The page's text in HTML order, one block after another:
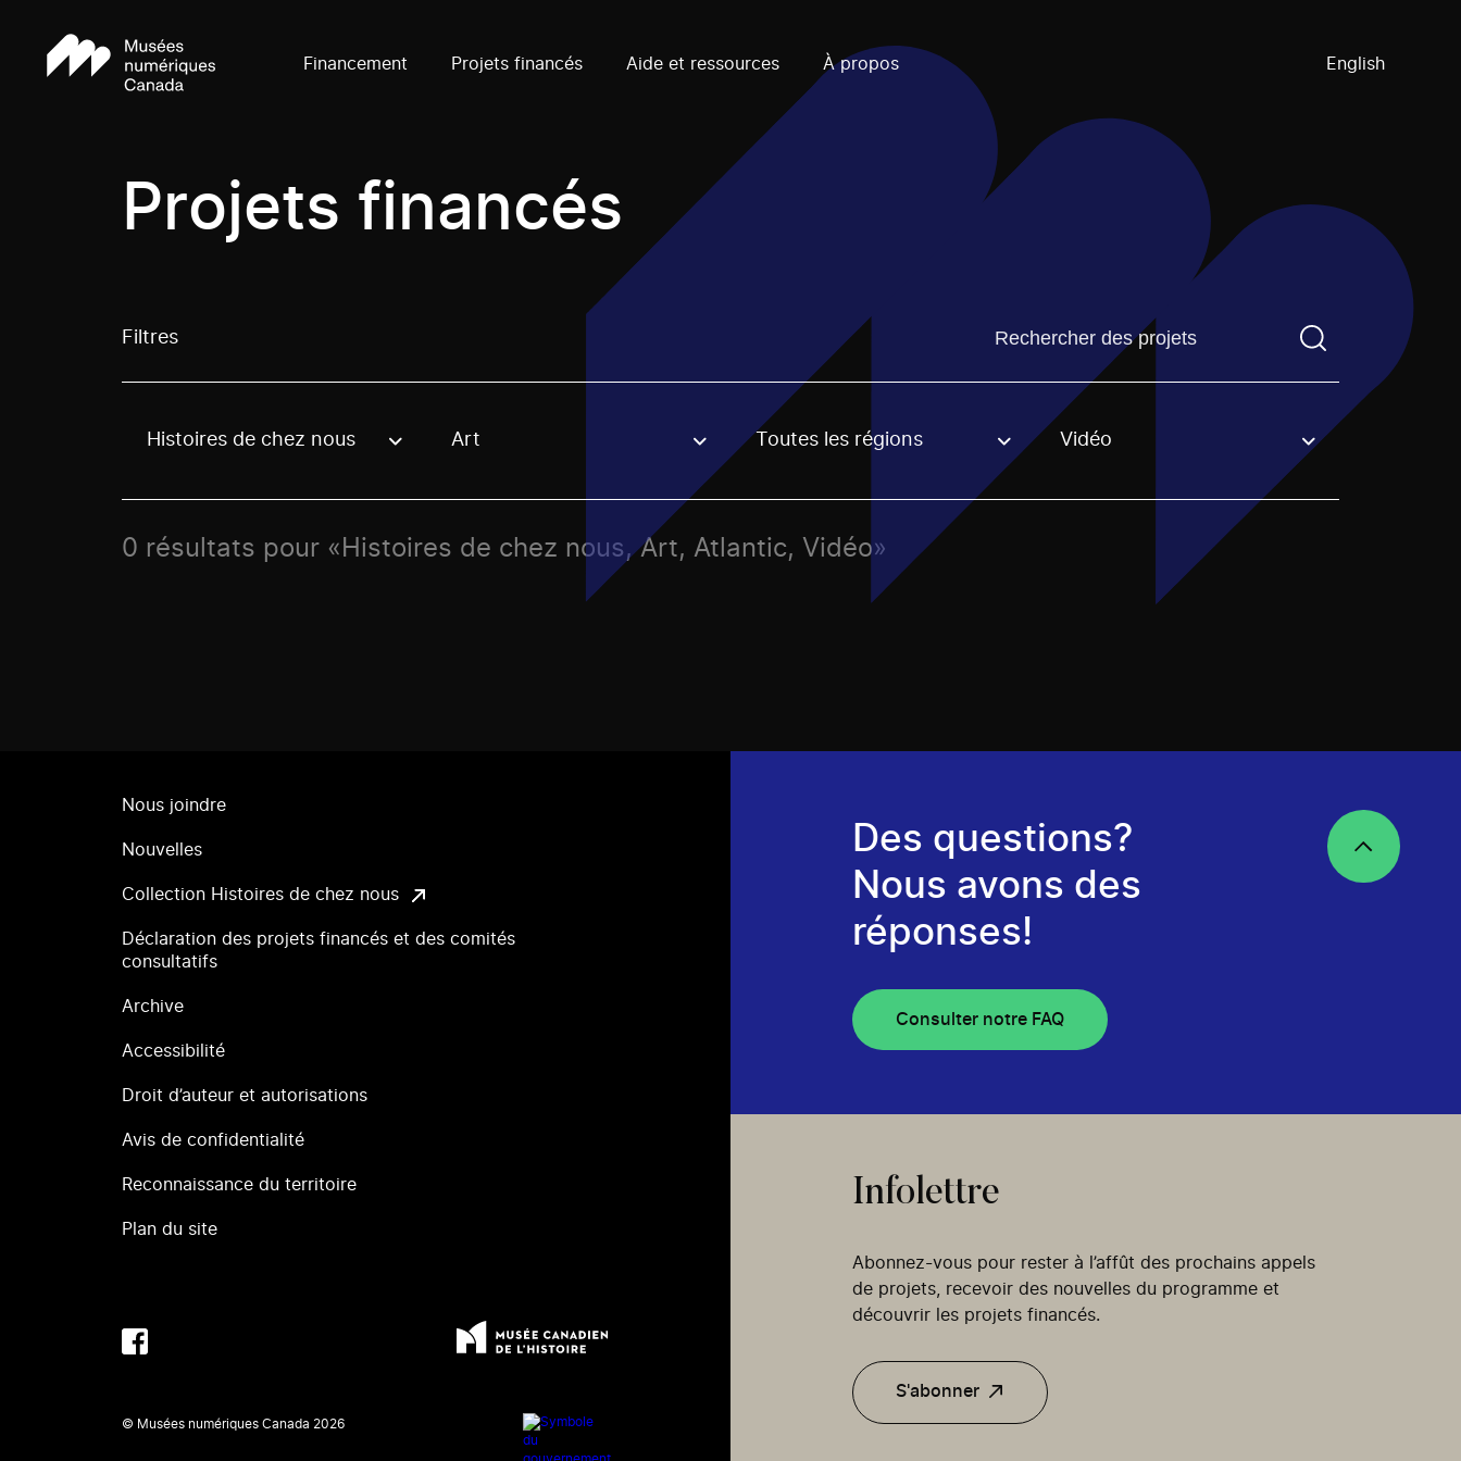
Financement Projets financés Aide et ressources À propos English
Projets financés
Filtres Trouvez un projetVous devez saisir un terme de
Use these options to filter projects by topic, stream or regon. The filter will be applied when selecting an option.
Histoires de chez nous Art Toutes les régions Vidéo
0 résultats pour «Histoires de chez nous, Art, Atlantic, Vidéo»
Nous joindre
Nouvelles
Collection Histoires de chez nous
Déclaration des projets financés et des comités
consultatifs
Archive
Accessibilité
Droit d’auteur et autorisations
Avis de confidentialité
Reconnaissance du territoire
Plan du site
© Musées numériques Canada 2026
Des questions?
Nous avons des
réponses!
Consulter notre FAQ
Infolettre
Abonnez-vous pour rester à l’affût des prochains appels
de projets, recevoir des nouvelles du programme et
découvrir les projets financés.
S'abonner